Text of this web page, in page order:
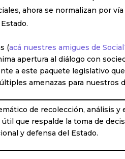
ahora se normalizan por
(acá nuestres amigues de
apertura al diálogo con
a este paquete legislativo
amenazas para nuestros
de recolección, análisis
que respalde la toma de
y defensa del Estado.